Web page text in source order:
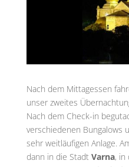
Nach dem Mittagessen
unser zweites
Nach dem Check-in
verschiedenen Bungalows
sehr weitläufigen Anlage.
dann in die Stadt Varna, in